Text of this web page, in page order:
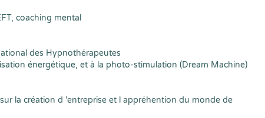
coaching mental
des Hypnothérapeutes
énergétique, et à la photo-stimulation (Dream Machine)
la création d 'entreprise et l appréhention du monde de